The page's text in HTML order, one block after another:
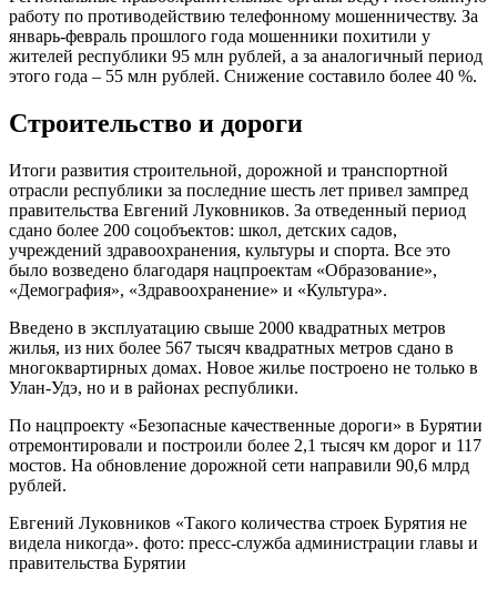
работу по противодействию телефонному мошенничеству. За
январь-февраль прошлого года мошенники похитили у
жителей республики 95 млн рублей, а за аналогичный период
этого года – 55 млн рублей. Снижение составило более 40 %.
Строительство и дороги
Итоги развития строительной, дорожной и транспортной
отрасли республики за последние шесть лет привел зампред
правительства Евгений Луковников. За отведенный период
сдано более 200 соцобъектов: школ, детских садов,
учреждений здравоохранения, культуры и спорта. Все это
было возведено благодаря нацпроектам «Образование»,
«Демография», «Здравоохранение» и «Культура».
Введено в эксплуатацию свыше 2000 квадратных метров
жилья, из них более 567 тысяч квадратных метров сдано в
многоквартирных домах. Новое жилье построено не только в
Улан-Удэ, но и в районах республики.
По нацпроекту «Безопасные качественные дороги» в Бурятии
отремонтировали и построили более 2,1 тысяч км дорог и 117
мостов. На обновление дорожной сети направили 90,6 млрд
рублей.
Евгений Луковников «Такого количества строек Бурятия не
видела никогда». фото: пресс-служба администрации главы и
правительства Бурятии